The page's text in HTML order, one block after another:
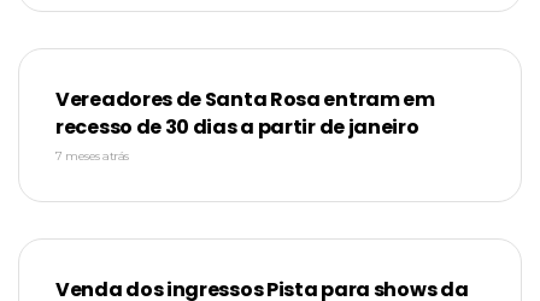
Vereadores de Santa Rosa entram em
recesso de 30 dias a partir de janeiro
7 meses atrás
Venda dos ingressos Pista para shows da